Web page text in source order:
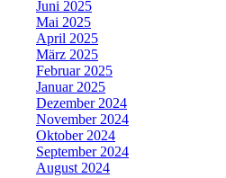
Juni 2025
Mai 2025
April 2025
März 2025
Februar 2025
Januar 2025
Dezember 2024
November 2024
Oktober 2024
September 2024
August 2024